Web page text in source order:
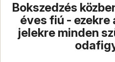
Bokszedzés
éves fiú -
jelekre minden